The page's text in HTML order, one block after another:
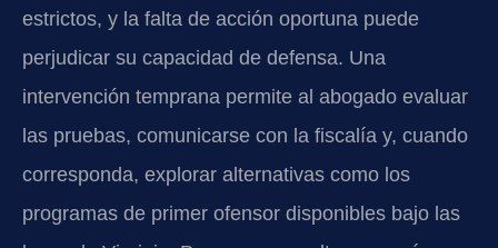
estrictos, y la falta de acción oportuna puede
perjudicar su capacidad de defensa. Una
intervención temprana permite al abogado evaluar
las pruebas, comunicarse con la fiscalía y, cuando
corresponda, explorar alternativas como los
programas de primer ofensor disponibles bajo las